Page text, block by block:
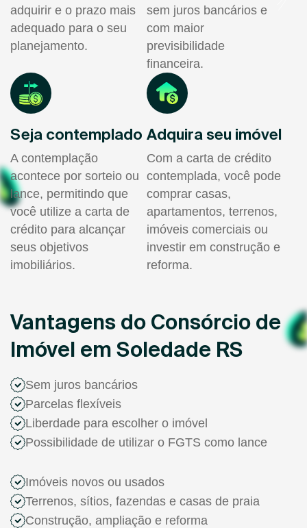
adquirir e o prazo mais
adequado para o seu
planejamento.
sem juros bancários e
com maior
previsibilidade
financeira.
Seja contemplado
A contemplação
acontece por sorteio ou
lance, permitindo que
você utilize a carta de
crédito para alcançar
seus objetivos
imobiliários.
Adquira seu imóvel
Com a carta de crédito
contemplada, você pode
comprar casas,
apartamentos, terrenos,
imóveis comerciais ou
investir em construção e
reforma.
Vantagens do Consórcio de
Imóvel em Soledade RS
Sem juros bancários
Parcelas flexíveis
Liberdade para escolher o imóvel
Possibilidade de utilizar o FGTS como lance
Imóveis novos ou usados
Terrenos, sítios, fazendas e casas de praia
Construção, ampliação e reforma